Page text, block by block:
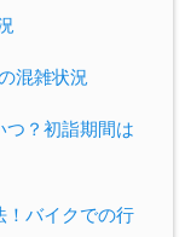
混雑状況
つ？初詣期間は
！バイクでの行